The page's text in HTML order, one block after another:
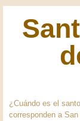
¿Cuándo es el
corresponden a San